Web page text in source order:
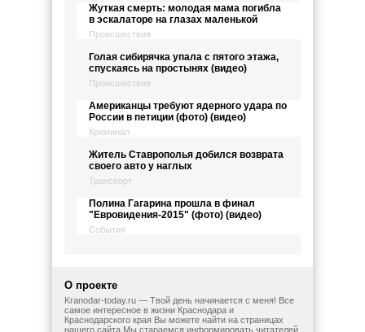
Жуткая смерть: молодая мама погибла
в эскалаторе на глазах маленькой
Происшествия
Голая сибирячка упала с пятого этажа,
спускаясь на простынях (видео)
Происшествия
Американцы требуют ядерного удара по
России в петиции (фото) (видео)
Криминал
Житель Ставрополья добился возврата
своего авто у наглых
Транспорт
Полина Гагарина прошла в финал
"Евровидения-2015" (фото) (видео)
События
О проекте
Kranodar-today.ru — Твой день начинается с меня! Все
самое интересное в жизни Краснодара и
Краснодарского края Вы можете найти на страницах
нашего сайта Мы стараемся информировать читателей